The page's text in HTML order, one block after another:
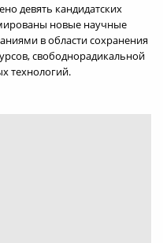
девять кандидатских
новые научные
в области сохранения
свободнорадикальной
технологий.